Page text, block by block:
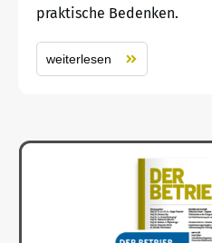
praktische Bedenken.
weiterlesen